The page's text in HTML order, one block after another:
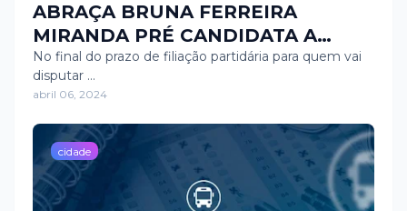
ABRAÇA BRUNA FERREIRA
MIRANDA PRÉ CANDIDATA A
VEREADORA AO LADO DE FLÁVIO
DE TICO
No final do prazo de filiação partidária para quem vai
disputar …
abril 06, 2024
cidade